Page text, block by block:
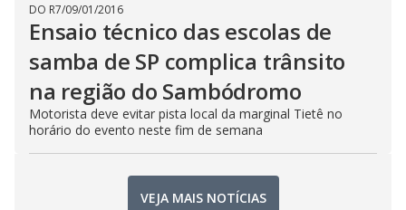
DO R7/09/01/2016
Ensaio técnico das escolas de
samba de SP complica trânsito
na região do Sambódromo
Motorista deve evitar pista local da marginal Tietê no
horário do evento neste fim de semana
VEJA MAIS NOTÍCIAS